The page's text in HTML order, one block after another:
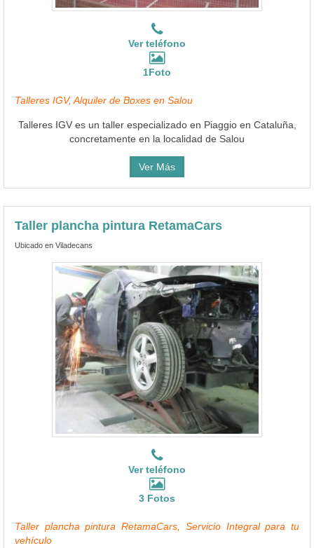
Ver teléfono
1Foto
Talleres IGV, Alquiler de Boxes en Salou
Talleres IGV es un taller especializado en Piaggio en Cataluña,
concretamente en la localidad de Salou
Ver Más
Taller plancha pintura RetamaCars
Ubicado en Viladecans
Ver teléfono
3 Fotos
Taller plancha pintura RetamaCars, Servicio Integral para tu
vehículo